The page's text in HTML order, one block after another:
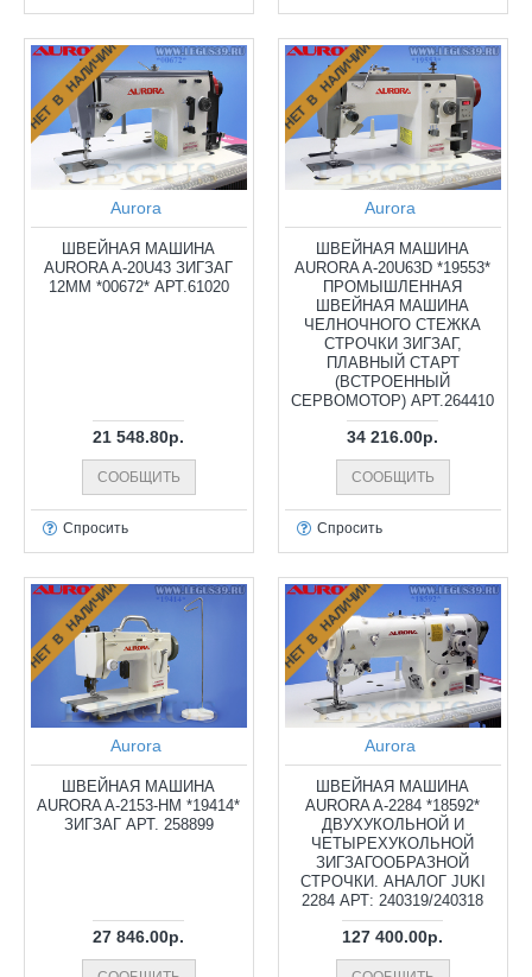
НЕТ В НАЛИЧИИ
Aurora
ШВЕЙНАЯ МАШИНА
AURORA A-20U43 ЗИГЗАГ
12ММ *00672* АРТ.61020
21 548.80р.
СООБЩИТЬ
Спросить
НЕТ В НАЛИЧИИ
Aurora
ШВЕЙНАЯ МАШИНА
AURORA A-20U63D *19553*
ПРОМЫШЛЕННАЯ
ШВЕЙНАЯ МАШИНА
ЧЕЛНОЧНОГО СТЕЖКА
СТРОЧКИ ЗИГЗАГ,
ПЛАВНЫЙ СТАРТ
(ВСТРОЕННЫЙ
СЕРВОМОТОР) АРТ.264410
34 216.00р.
СООБЩИТЬ
Спросить
НЕТ В НАЛИЧИИ
Aurora
ШВЕЙНАЯ МАШИНА
AURORA A-2153-HM *19414*
ЗИГЗАГ АРТ. 258899
27 846.00р.
НЕТ В НАЛИЧИИ
Aurora
ШВЕЙНАЯ МАШИНА
AURORA A-2284 *18592*
ДВУХУКОЛЬНОЙ И
ЧЕТЫРЕХУКОЛЬНОЙ
ЗИГЗАГООБРАЗНОЙ
СТРОЧКИ. АНАЛОГ JUKI
2284 АРТ: 240319/240318
127 400.00р.